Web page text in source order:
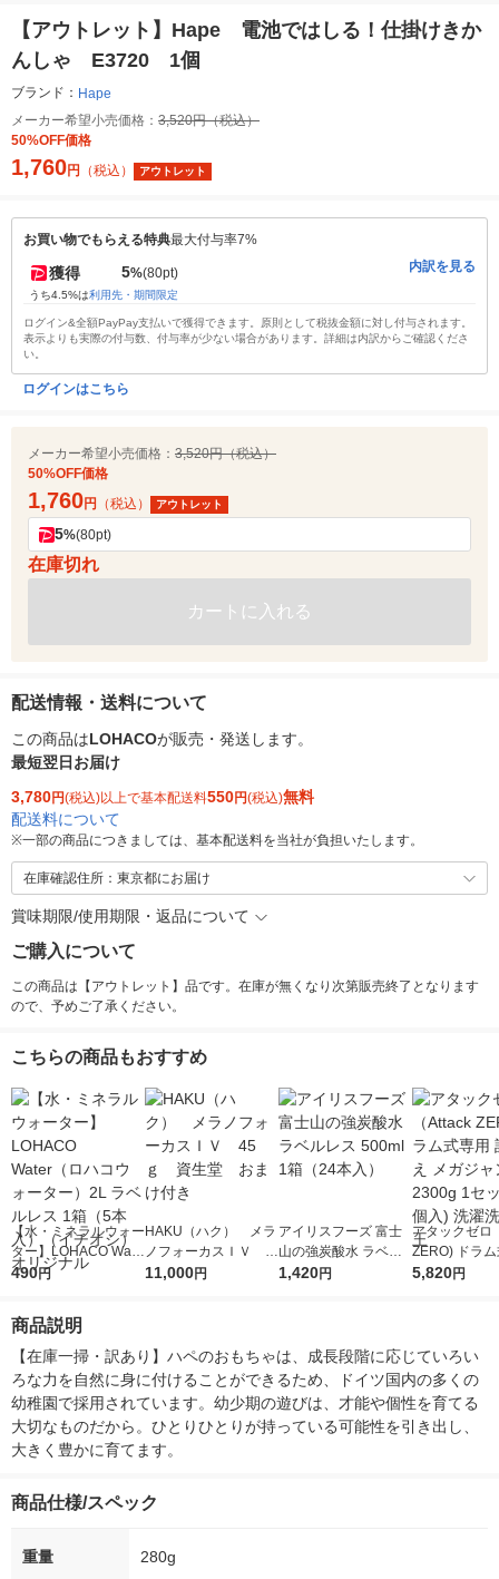
【アウトレット】Hape 電池ではしる！仕掛けきか
んしゃ E3720 1個
ブランド： Hape
メーカー希望小売価格： 3,520円（税込）
50%OFF価格
1,760円 （税込） アウトレット
お買い物でもらえる特典最大付与率7%
獲得 5%(80pt)
うち4.5%は利用先・期間限定
内訳を見る
ログイン&全額PayPay支払いで獲得できます。原則として税抜金額に対し付与されます。
表示よりも実際の付与数、付与率が少ない場合があります。詳細は内訳からご確認くださ
い。
ログインはこちら
メーカー希望小売価格： 3,520円（税込）
50%OFF価格
1,760円 （税込） アウトレット
5%(80pt)
在庫切れ
カートに入れる
配送情報・送料について
この商品はLOHACOが販売・発送します。
最短翌日お届け
3,780円(税込)以上で基本配送料550円(税込)無料
配送料について
※一部の商品につきましては、基本配送料を当社が負担いたします。
在庫確認住所：東京都にお届け
賞味期限/使用期限・返品について
ご購入について
この商品は【アウトレット】品です。在庫が無くなり次第販売終了となります
ので、予めご了承ください。
こちらの商品もおすすめ
【水・ミネラルウォー
ター】LOHACO Wate
r（ロハコウォータ
シ） オリジナル
490円
HAKU（ハク） メラ
ノフォーカスＩＶ 4
5ｇ 資生堂 おまけ
11,000円
アイリスフーズ 富士
山の強炭酸水 ラベル
レス 500ml 1箱（24
1,420円
アタックゼロ
ZERO) ドラ
詰め替え メガ
5,820円
商品説明
【在庫一掃・訳あり】ハペのおもちゃは、成長段階に応じていろい
ろな力を自然に身に付けることができるため、ドイツ国内の多くの
幼稚園で採用されています。幼少期の遊びは、才能や個性を育てる
大切なものだから。ひとりひとりが持っている可能性を引き出し、
大きく豊かに育てます。
商品仕様/スペック
重量 280g